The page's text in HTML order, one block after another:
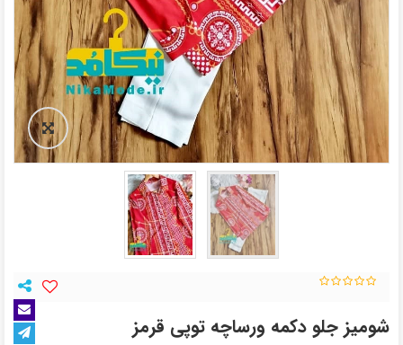
شومیز جلو دکمه ورساچه توپی قرمز